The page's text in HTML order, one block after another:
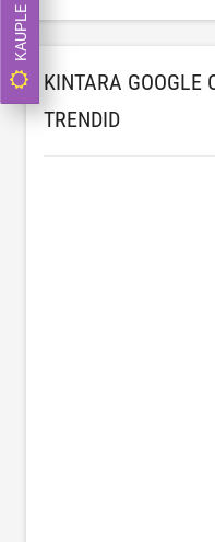
KINTARA GOOGLE
TRENDID